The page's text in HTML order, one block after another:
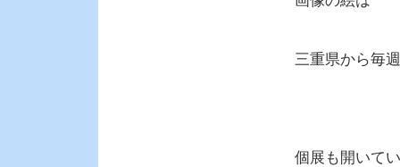
三重県から毎
個展も開いて